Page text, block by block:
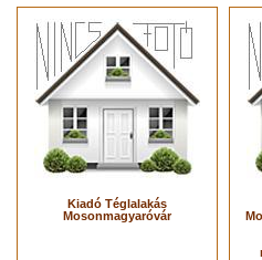
Kiadó Téglalakás
Mosonmagyaróvár